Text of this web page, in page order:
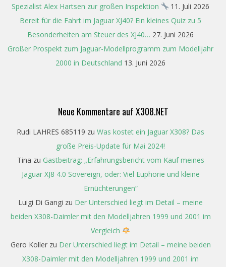
Spezialist Alex Hartsen zur großen Inspektion
11. Juli 2026
Bereit für die Fahrt im Jaguar XJ40? Ein kleines Quiz zu 5
Besonderheiten am Steuer des XJ40… 27. Juni 2026
Großer Prospekt zum Jaguar-Modellprogramm zum Modelljahr
2000 in Deutschland 13. Juni 2026
Neue Kommentare auf X308.NET
Rudi LAHRES 685119 zu Was kostet ein Jaguar X308? Das
große Preis-Update für Mai 2024!
Tina zu Gastbeitrag: „Erfahrungsbericht vom Kauf meines
Jaguar XJ8 4.0 Sovereign, oder: Viel Euphorie und kleine
Ernüchterungen“
Luigi Di Gangi zu Der Unterschied liegt im Detail – meine
beiden X308-Daimler mit den Modelljahren 1999 und 2001 im
Vergleich
Gero Kollerzu Der Unterschied liegt im Detail – meine beiden
X308-Daimler mit den Modelljahren 1999 und 2001 im